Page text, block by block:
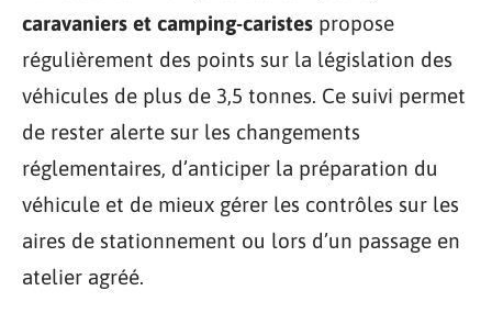
caravaniers et camping-caristes propose
régulièrement des points sur la législation des
véhicules de plus de 3,5 tonnes. Ce suivi permet
de rester alerte sur les changements
réglementaires, d’anticiper la préparation du
véhicule et de mieux gérer les contrôles sur les
aires de stationnement ou lors d’un passage en
atelier agréé.